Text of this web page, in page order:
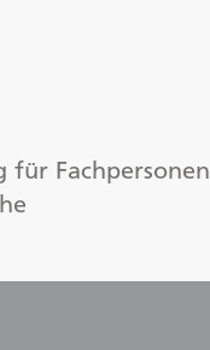
Fachpersonen